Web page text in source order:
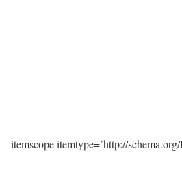
itemscope itemtype=’http://